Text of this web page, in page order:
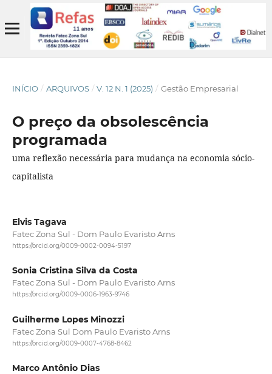
INÍCIO / ARQUIVOS / V. 12 N. 1 (2025) / Gestão Empresarial
O preço da obsolescência
programada
uma reflexão necessária para mudança na economia sócio-
capitalista
Elvis Tagava
Fatec Zona Sul - Dom Paulo Evaristo Arns
https://orcid.org/0009-0002-0094-5197
Sonia Cristina Silva da Costa
Fatec Zona Sul - Dom Paulo Evaristo Arns
https://orcid.org/0009-0006-1963-9746
Guilherme Lopes Minozzi
Fatec Zona Sul Dom Paulo Evaristo Arns
https://orcid.org/0009-0007-4768-8462
Marco Antônio Dias